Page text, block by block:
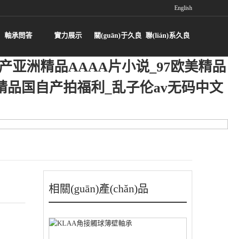
亚洲精品AAAA片小说_97欧美精品
品国自产拍福利_乱子伦av无码中文
English
軸承問答 實力展示 關(guān)于久良 聯(lián)系久良
相關(guān)產(chǎn)品